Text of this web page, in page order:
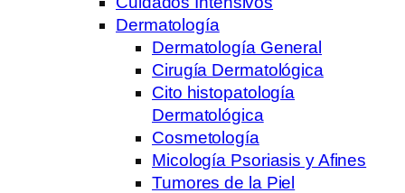
Dermatología
Dermatología General
Cirugía Dermatológica
Cito histopatología
Dermatológica
Cosmetología
Micología Psoriasis y Afines
Tumores de la Piel